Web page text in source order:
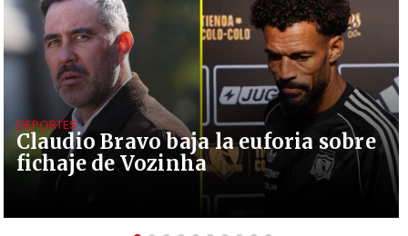
Claudio Bravo baja la euforia sobre
fichaje de Vozinha
DEPORTES